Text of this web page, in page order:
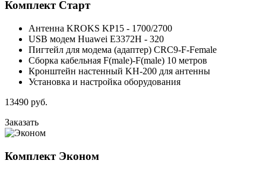
Комплект Старт
Антенна KROKS KP15 - 1700/2700
USB модем Huawei E3372H - 320
Пигтейл для модема (адаптер) CRC9-F-Female
Сборка кабельная F(male)-F(male) 10 метров
Кронштейн настенный KH-200 для антенны
Установка и настройка оборудования
13490 руб.
Заказать
Комплект Эконом